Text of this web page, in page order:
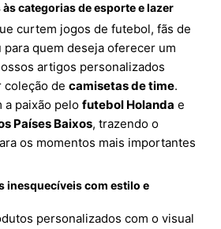
categorias de esporte e lazer
curtem jogos de futebol, fãs de
quem deseja oferecer um
artigos personalizados
coleção de camisetas de time.
a paixão pelo futebol Holanda e
Países Baixos, trazendo o
os momentos mais importantes
inesquecíveis com estilo e
personalizados com o visual